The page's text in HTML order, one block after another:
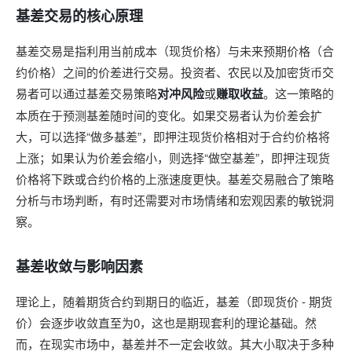
基差交易的核心原理
基差交易是指利用当前成本（现货价格）与未来预期价格（合
约价格）之间的价差进行交易。投资者、农民以及加密货币交
易者可以通过基差交易策略对冲风险或赚取收益。这一策略的
本质在于预测基差随时间的变化。如果交易者认为价差会扩
大，可以选择“做多基差”，即押注现货价格相对于合约价格将
上涨；如果认为价差会缩小，则选择“做空基差”，即押注现货
价格将下跌或合约价格的上涨速度更快。基差交易融合了策略
分析与市场判断，有时还需要对市场情绪和宏观因素的敏锐洞
察。
基差收敛与影响因素
理论上，随着期货合约到期日的临近，基差（即现货价 - 期货
价）会逐步收敛直至为0，这也是期现套利的理论基础。然
而，在现实市场中，基差并不一定会收敛。其大小取决于多种